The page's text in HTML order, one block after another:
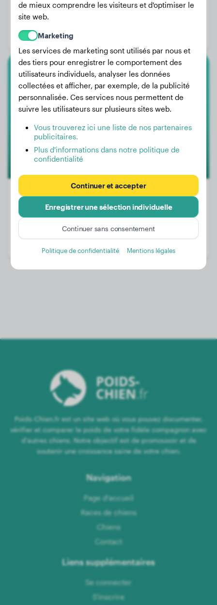
Poids:
28 kg
Genre:
Labrador Retriever
Billie
Poids:
24 kg
3 ans, 4 mois
Genre:
Poids-Chien.fr est un site web où vous pouvez documenter,
vérifier et comparer le poids de votre fidèle compagnon avec
d'autres chiens. Notre objectif est de promouvoir et de
soutenir une croissance saine de votre chien.
Navigation
Page d'accueil
Races de chiens
Chiens
Contact
Liens supplémentaires
Se connecter
S'inscrire
de mieux comprendre les visiteurs et d'optimiser le
site web.
Marketing
Les services de marketing sont utilisés par nous et
des tiers pour enregistrer le comportement des
utilisateurs individuels, analyser les données
collectées et afficher, par exemple, de la publicité
personnalisée. Ces services nous permettent de
suivre les utilisateurs sur plusieurs sites web.
Vous trouverez ici une liste de nos partenaires
publicitaires.
Plus d'informations dans notre politique de
confidentialité
Continuer et accepter
Enregistrer une sélection individuelle
Continuer sans consentement
Politique de confidentialité Mentions légales